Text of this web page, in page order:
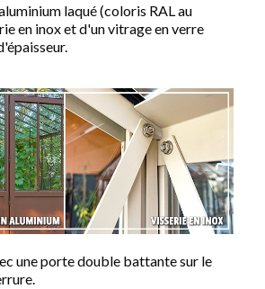
laqué (coloris RAL au
en inox et d'un vitrage en verre
une porte double battante sur le